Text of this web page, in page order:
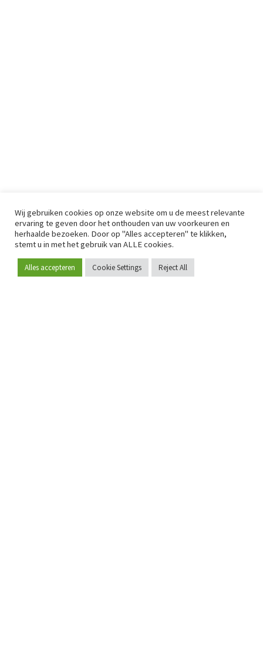
Word lid
Wij gebruiken cookies op onze website om u de meest relevante
ervaring te geven door het onthouden van uw voorkeuren en
herhaalde bezoeken. Door op "Alles accepteren" te klikken,
stemt u in met het gebruik van ALLE cookies.
Alles accepteren Cookie Settings Reject All